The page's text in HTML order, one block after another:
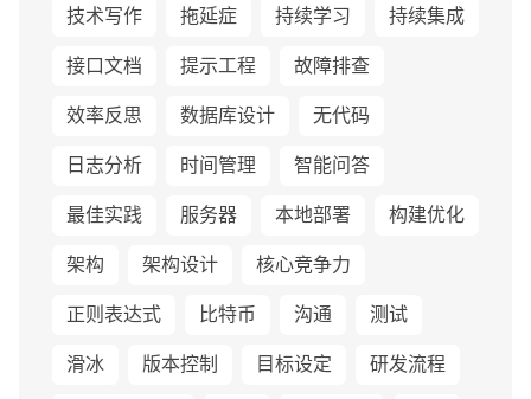
技术写作
拖延症 持续学习
持续集成
接口文档
提示工程
故障排查
效率反思
数据库设计
无代码
日志分析
时间管理
智能问答
最佳实践
服务器 本地部署
构建优化
架构
架构设计
核心竞争力
正则表达式
比特币 沟通
测试
滑冰
版本控制 目标设定
研发流程